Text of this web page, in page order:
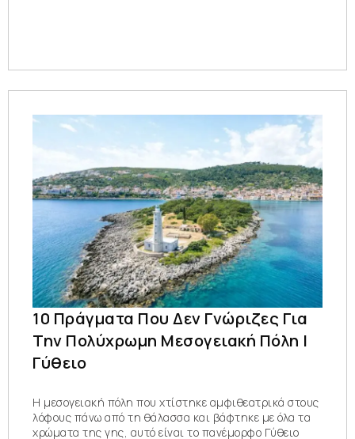
10 Πράγματα Που Δεν Γνώριζες Για
Την Πολύχρωμη Μεσογειακή Πόλη |
Γύθειο
Η μεσογειακή πόλη που χτίστηκε αμφιθεατρικά στους
λόφους πάνω από τη θάλασσα και βάφτηκε με όλα τα
χρώματα της γης, αυτό είναι το πανέμορφο Γύθειο